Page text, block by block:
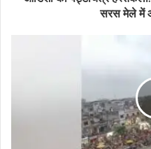
सरस मेले में